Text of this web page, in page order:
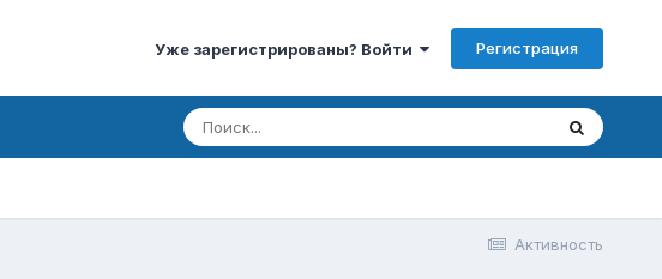
Уже зарегистрированы? Войти Регистрация
Активность